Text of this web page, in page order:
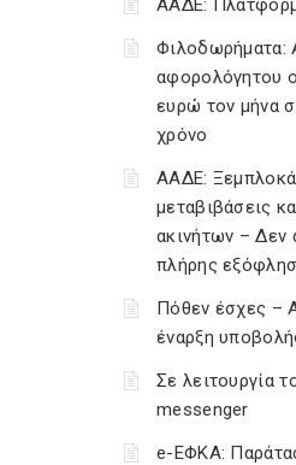
ΑΑΔΕ:
Φιλοδωρήματα:
αφορολόγητου
ευρώ τον μήνα
χρόνο
ΑΑΔΕ:
μεταβιβάσεις
ακινήτων – Δεν
πλήρης
Πόθεν έσχες –
έναρξη
Σε λειτουργία
messenger
e-ΕΦΚΑ: